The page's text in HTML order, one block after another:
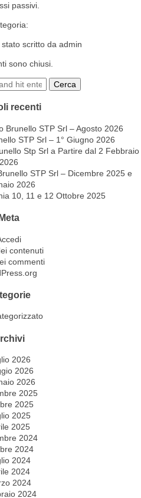
passivi.
scritto da admin
sono chiusi.
Cerca
recenti
Brunello STP Srl – Agosto 2026
STP Srl – 1° Giugno 2026
Stp Srl a Partire dal 2 Febbraio
2026
STP Srl – Dicembre 2025 e
2026
10, 11 e 12 Ottobre 2025
contenuti
commenti
2026
2026
2026
2025
2025
2025
2025
2024
2024
2024
2024
2024
2024